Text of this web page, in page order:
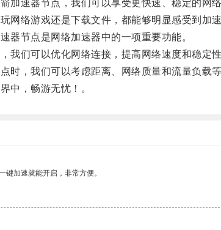
速器节点，我们可以享受更快速、稳定的网络
络游戏还是下载文件，都能够明显感受到加速
节点是网络加速器中的一项重要功能。
们可以优化网络连接，提高网络速度和稳定性
，我们可以考虑距离、网络质量和流量负载等
，畅游无忧！。
键加速就能开启，非常方便。